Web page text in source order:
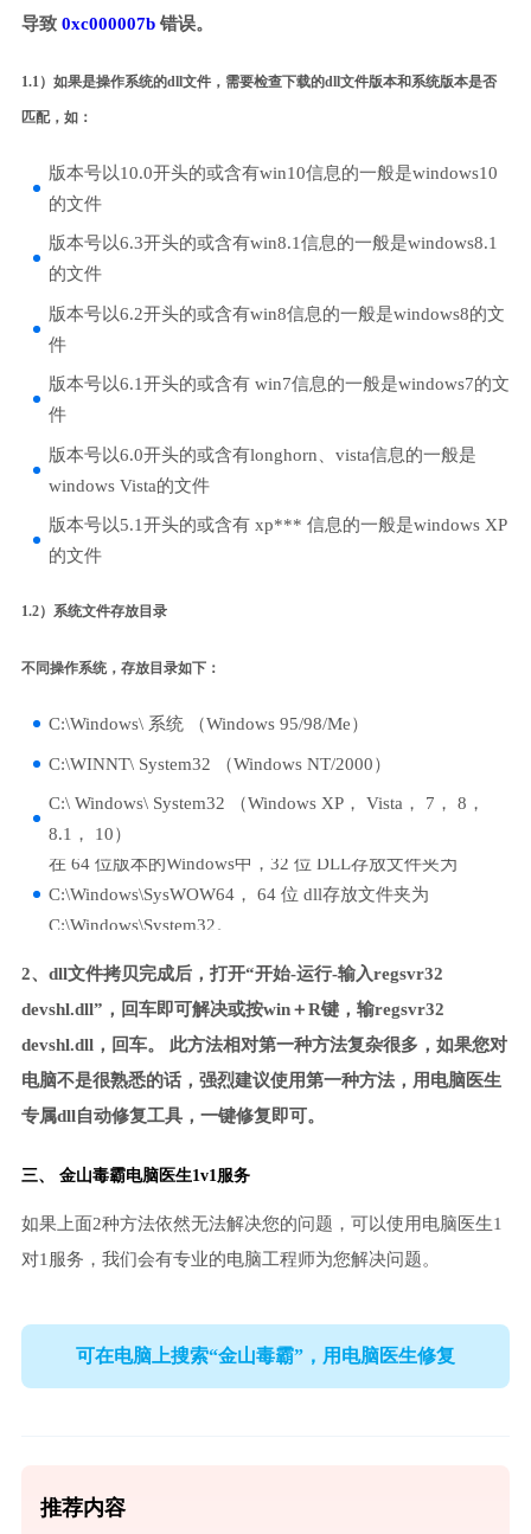
导致 0xc000007b错误。
1.1）如果是操作系统的dll文件，需要检查下载的dll文件版本和系统版本是否
匹配，如：
版本号以10.0开头的或含有win10信息的一般是windows10
的文件
版本号以6.3开头的或含有win8.1信息的一般是windows8.1
的文件
版本号以6.2开头的或含有win8信息的一般是windows8的文
件
版本号以6.1开头的或含有 win7信息的一般是windows7的文
件
版本号以6.0开头的或含有longhorn、vista信息的一般是
windows Vista的文件
版本号以5.1开头的或含有 xp*** 信息的一般是windows XP
的文件
1.2）系统文件存放目录
不同操作系统，存放目录如下：
C:\Windows\ 系统 （Windows 95/98/Me）
C:\WINNT\ System32 （Windows NT/2000）
C:\ Windows\ System32 （Windows XP， Vista， 7， 8，
8.1， 10）
在 64 位版本的Windows中，32 位 DLL存放文件夹为
C:\Windows\SysWOW64， 64 位 dll存放文件夹为
C:\Windows\System32。
2、dll文件拷贝完成后，打开“开始-运行-输入regsvr32
devshl.dll”，回车即可解决或按win＋R键，输regsvr32
devshl.dll，回车。 此方法相对第一种方法复杂很多，如果您对
电脑不是很熟悉的话，强烈建议使用第一种方法，用电脑医生
专属dll自动修复工具，一键修复即可。
三、 金山毒霸电脑医生1v1服务
如果上面2种方法依然无法解决您的问题，可以使用电脑医生1
对1服务，我们会有专业的电脑工程师为您解决问题。
可在电脑上搜索“金山毒霸”，用电脑医生修复
推荐内容